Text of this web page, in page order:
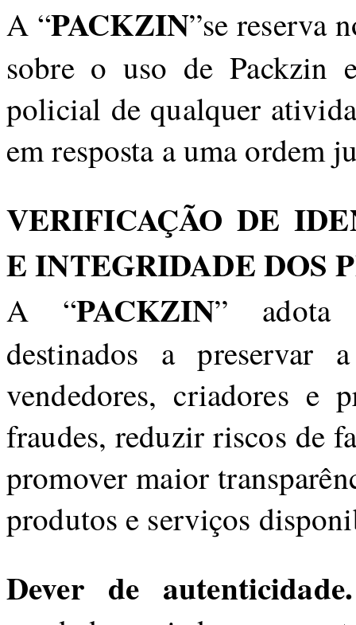
A “PACKZIN”se reserva
sobre o uso de Packzin
policial de qualquer
em resposta a uma ordem
VERIFICAÇÃO DE
E INTEGRIDADE DOS
A “PACKZIN” adota
destinados a preservar
vendedores, criadores e
fraudes, reduzir riscos de
promover maior
produtos e serviços
Dever de autenticidade.